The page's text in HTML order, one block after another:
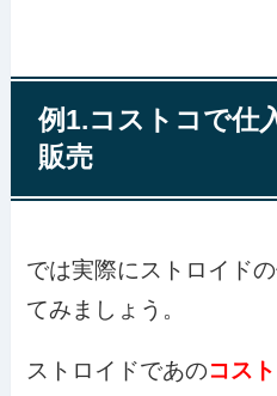
例1.コストコで仕
販売
では実際にストロイド
てみましょう。
ストロイドであのコス